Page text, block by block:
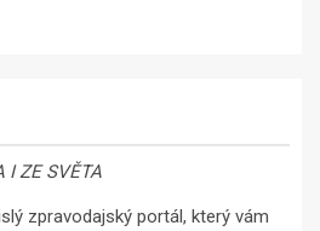
I ZE SVĚTA
zpravodajský portál, který vám